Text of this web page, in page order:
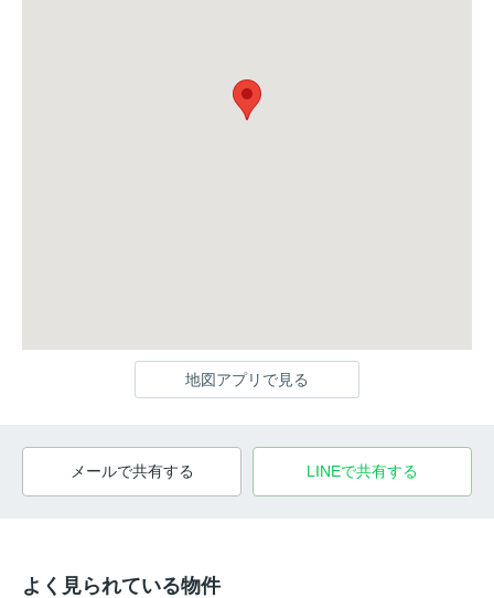
地図アプリで見る
メールで共有する LINEで共有する
よく見られている物件